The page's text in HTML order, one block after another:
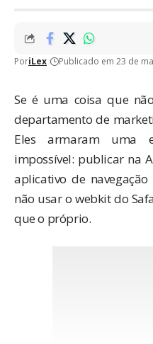
PoriLex Publicado em 23 de
Se é uma coisa que
departamento de
Eles armaram uma
impossível: publicar na
aplicativo de
não usar o webkit do
que o próprio.